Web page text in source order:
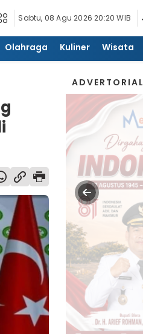
Sabtu, 08 Agu 2026 20:20 WIB
Olahraga Kuliner Wisata
ADVERTORIAL